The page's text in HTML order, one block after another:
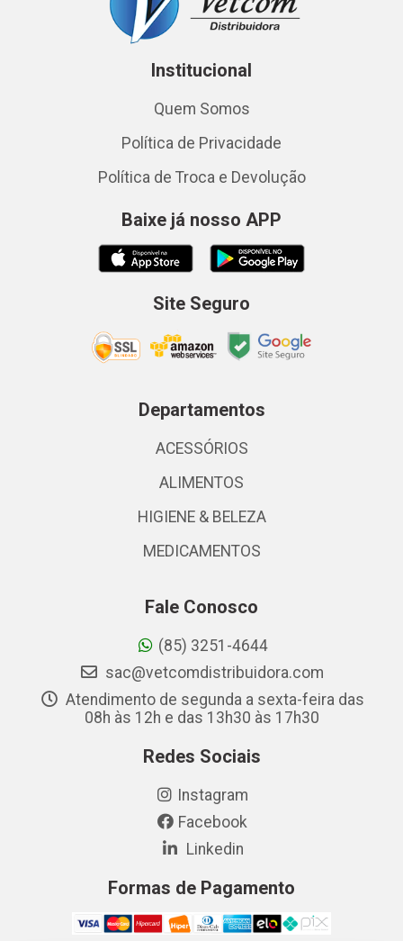
Institucional
Quem Somos
Política de Privacidade
Política de Troca e Devolução
Baixe já nosso APP
Site Seguro
Departamentos
ACESSÓRIOS
ALIMENTOS
HIGIENE & BELEZA
MEDICAMENTOS
Fale Conosco
(85) 3251-4644
sac@vetcomdistribuidora.com
Atendimento de segunda a sexta-feira das
08h às 12h e das 13h30 às 17h30
Redes Sociais
Instagram
Facebook
Linkedin
Formas de Pagamento